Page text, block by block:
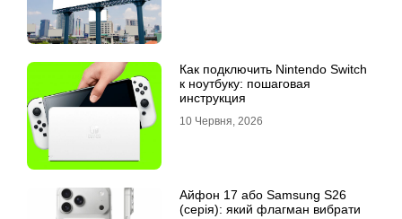
Как подключить Nintendo Switch
к ноутбуку: пошаговая
инструкция
10 Червня, 2026
Айфон 17 або Samsung S26
(серія): який флагман вибрати